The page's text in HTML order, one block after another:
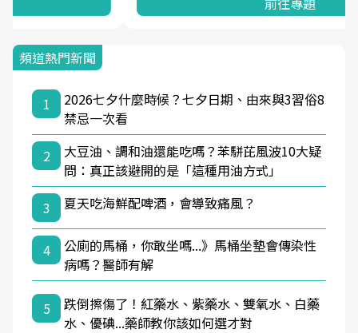
頻道熱門新聞
1
2026七夕什麼時候？七夕日期、由來與3習俗8
禁忌一次看
2
大豆油、調和油還能吃嗎？苯駢芘風波10大疑
問：真正該避開的是「這種用油方式」
3
夏天吃海鮮配啤酒，會導致痛風？
4
公廁的馬桶，你敢坐嗎...》馬桶坐墊會傳染性
病嗎？醫師有解
5
跌倒擦傷了！紅藥水、紫藥水、雙氧水、白藥
水、優碘...藥師教你該如何選才對